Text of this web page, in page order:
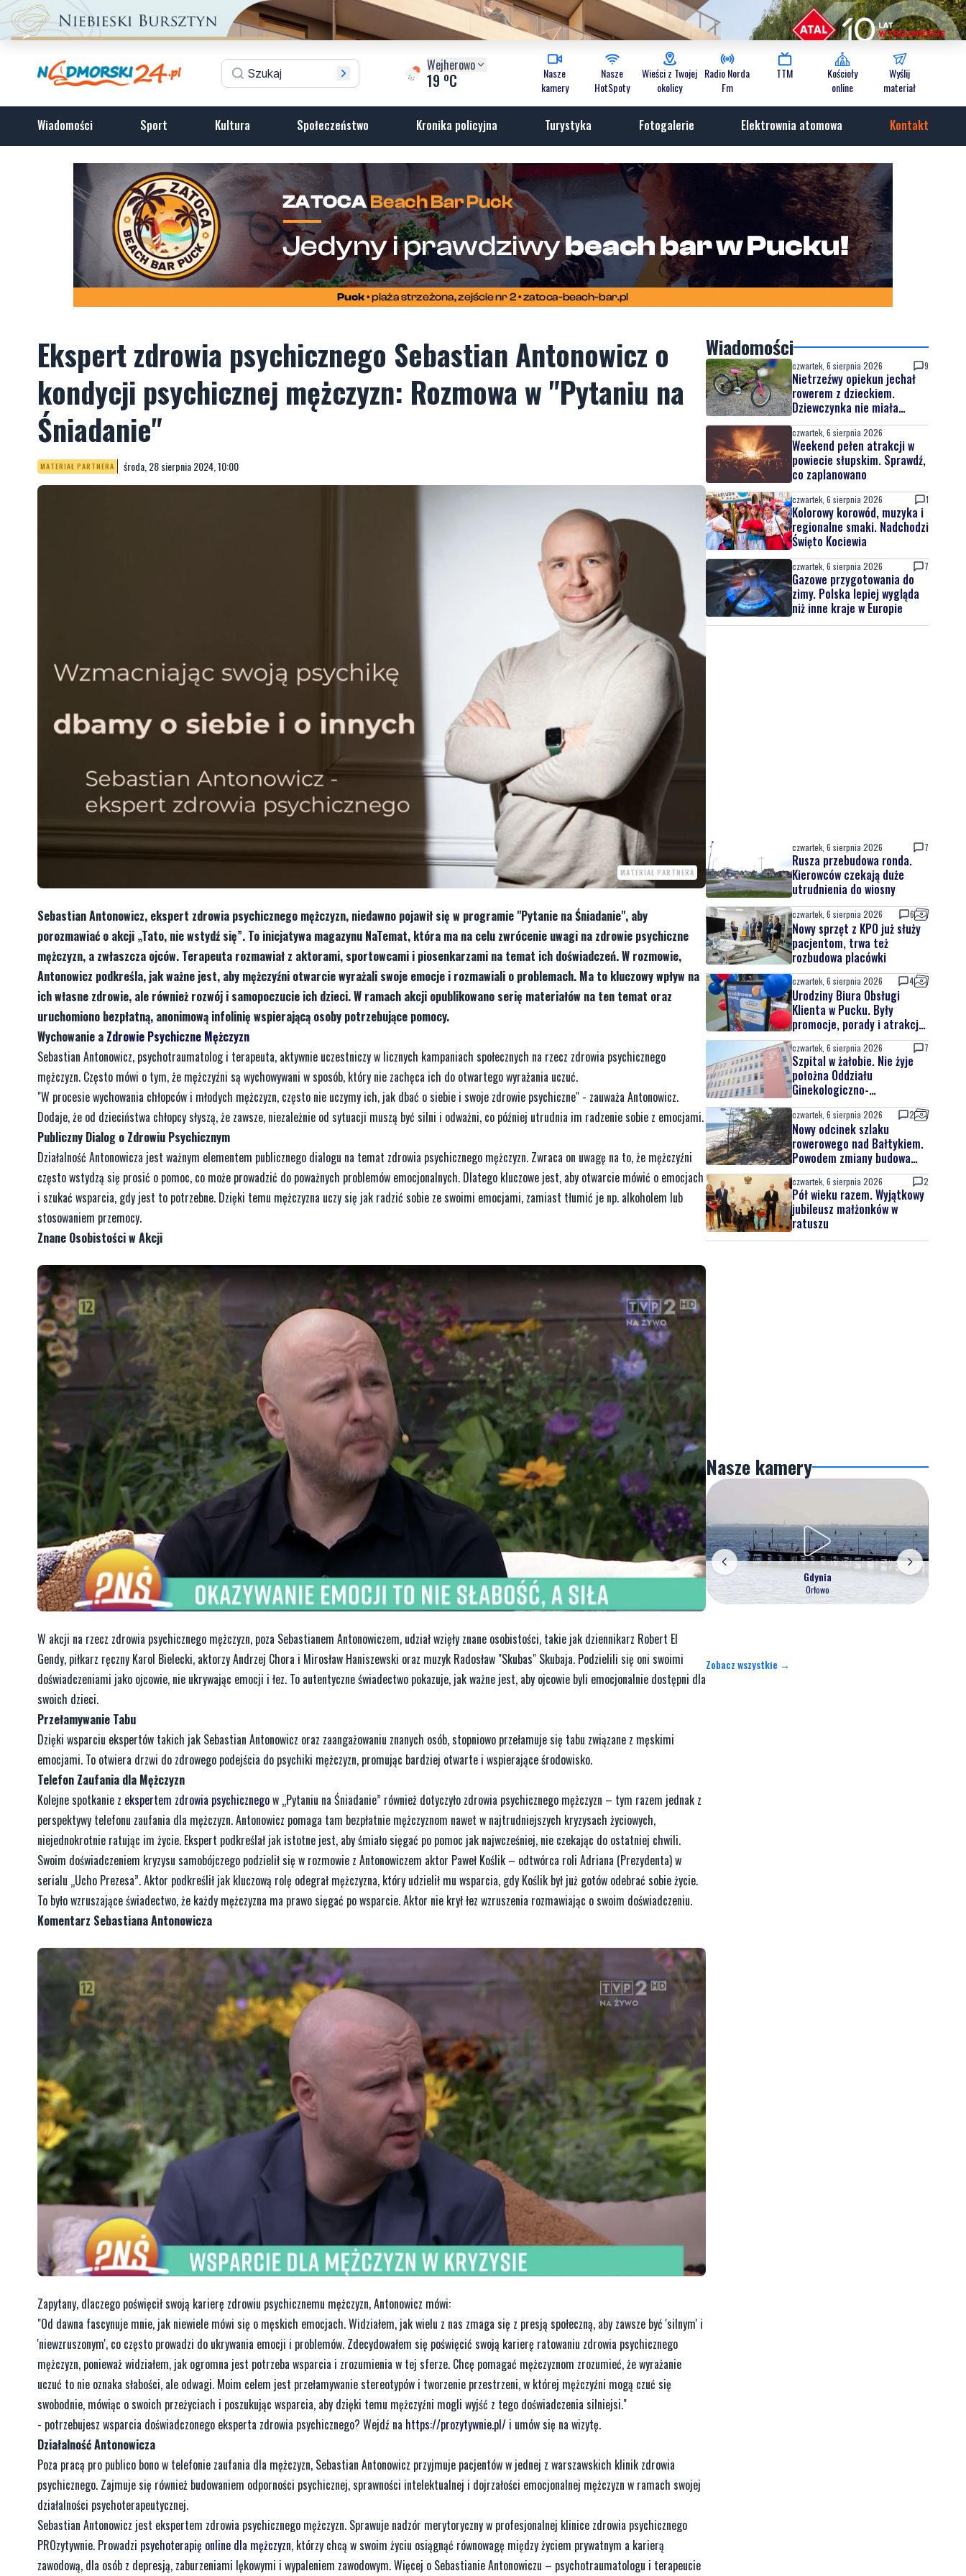
Wejherowo
19 oC
Nasze
kamery
Nasze
HotSpoty
Wieści z Twojej
okolicy
Radio Norda
Fm
TTM
Kościoły
online
Wyślij
materiał
Wiadomości Sport Kultura Społeczeństwo Kronika policyjna Turystyka Fotogalerie Elektrownia atomowa Kontakt
Ekspert zdrowia psychicznego Sebastian Antonowicz o
kondycji psychicznej mężczyzn: Rozmowa w "Pytaniu na
Śniadanie"
MATERIAŁ PARTNERA środa, 28 sierpnia 2024, 10:00
MATERIAŁ PARTNERA
Sebastian Antonowicz, ekspert zdrowia psychicznego mężczyzn, niedawno pojawił się w programie "Pytanie na Śniadanie", aby
porozmawiać o akcji „Tato, nie wstydź się”. To inicjatywa magazynu NaTemat, która ma na celu zwrócenie uwagi na zdrowie psychiczne
mężczyzn, a zwłaszcza ojców. Terapeuta rozmawiał z aktorami, sportowcami i piosenkarzami na temat ich doświadczeń. W rozmowie,
Antonowicz podkreśla, jak ważne jest, aby mężczyźni otwarcie wyrażali swoje emocje i rozmawiali o problemach. Ma to kluczowy wpływ na
ich własne zdrowie, ale również rozwój i samopoczucie ich dzieci. W ramach akcji opublikowano serię materiałów na ten temat oraz
uruchomiono bezpłatną, anonimową infolinię wspierającą osoby potrzebujące pomocy.
Wychowanie a Zdrowie Psychiczne Mężczyzn
Sebastian Antonowicz, psychotraumatolog i terapeuta, aktywnie uczestniczy w licznych kampaniach społecznych na rzecz zdrowia psychicznego
mężczyzn. Często mówi o tym, że mężczyźni są wychowywani w sposób, który nie zachęca ich do otwartego wyrażania uczuć.
"W procesie wychowania chłopców i młodych mężczyzn, często nie uczymy ich, jak dbać o siebie i swoje zdrowie psychiczne" - zauważa Antonowicz.
Dodaje, że od dzieciństwa chłopcy słyszą, że zawsze, niezależnie od sytuacji muszą być silni i odważni, co później utrudnia im radzenie sobie z emocjami.
Publiczny Dialog o Zdrowiu Psychicznym
Działalność Antonowicza jest ważnym elementem publicznego dialogu na temat zdrowia psychicznego mężczyzn. Zwraca on uwagę na to, że mężczyźni
często wstydzą się prosić o pomoc, co może prowadzić do poważnych problemów emocjonalnych. Dlatego kluczowe jest, aby otwarcie mówić o emocjach
i szukać wsparcia, gdy jest to potrzebne. Dzięki temu mężczyzna uczy się jak radzić sobie ze swoimi emocjami, zamiast tłumić je np. alkoholem lub
stosowaniem przemocy.
Znane Osobistości w Akcji
W akcji na rzecz zdrowia psychicznego mężczyzn, poza Sebastianem Antonowiczem, udział wzięły znane osobistości, takie jak dziennikarz Robert El
Gendy, piłkarz ręczny Karol Bielecki, aktorzy Andrzej Chora i Mirosław Haniszewski oraz muzyk Radosław "Skubas" Skubaja. Podzielili się oni swoimi
doświadczeniami jako ojcowie, nie ukrywając emocji i łez. To autentyczne świadectwo pokazuje, jak ważne jest, aby ojcowie byli emocjonalnie dostępni dla
swoich dzieci.
Przełamywanie Tabu
Dzięki wsparciu ekspertów takich jak Sebastian Antonowicz oraz zaangażowaniu znanych osób, stopniowo przełamuje się tabu związane z męskimi
emocjami. To otwiera drzwi do zdrowego podejścia do psychiki mężczyzn, promując bardziej otwarte i wspierające środowisko.
Telefon Zaufania dla Mężczyzn
Kolejne spotkanie z ekspertem zdrowia psychicznegow „Pytaniu na Śniadanie” również dotyczyło zdrowia psychicznego mężczyzn – tym razem jednak z
perspektywy telefonu zaufania dla mężczyzn. Antonowicz pomaga tam bezpłatnie mężczyznom nawet w najtrudniejszych kryzysach życiowych,
niejednokrotnie ratując im życie. Ekspert podkreślał jak istotne jest, aby śmiało sięgać po pomoc jak najwcześniej, nie czekając do ostatniej chwili.
Swoim doświadczeniem kryzysu samobójczego podzielił się w rozmowie z Antonowiczem aktor Paweł Koślik – odtwórca roli Adriana (Prezydenta) w
serialu „Ucho Prezesa”. Aktor podkreślił jak kluczową rolę odegrał mężczyzna, który udzielił mu wsparcia, gdy Koślik był już gotów odebrać sobie życie.
To było wzruszające świadectwo, że każdy mężczyzna ma prawo sięgać po wsparcie. Aktor nie krył łez wzruszenia rozmawiając o swoim doświadczeniu.
Komentarz Sebastiana Antonowicza
Zapytany, dlaczego poświęcił swoją karierę zdrowiu psychicznemu mężczyzn, Antonowicz mówi:
"Od dawna fascynuje mnie, jak niewiele mówi się o męskich emocjach. Widziałem, jak wielu z nas zmaga się z presją społeczną, aby zawsze być 'silnym' i
'niewzruszonym', co często prowadzi do ukrywania emocji i problemów. Zdecydowałem się poświęcić swoją karierę ratowaniu zdrowia psychicznego
mężczyzn, ponieważ widziałem, jak ogromna jest potrzeba wsparcia i zrozumienia w tej sferze. Chcę pomagać mężczyznom zrozumieć, że wyrażanie
uczuć to nie oznaka słabości, ale odwagi. Moim celem jest przełamywanie stereotypów i tworzenie przestrzeni, w której mężczyźni mogą czuć się
swobodnie, mówiąc o swoich przeżyciach i poszukując wsparcia, aby dzięki temu mężczyźni mogli wyjść z tego doświadczenia silniejsi."
- potrzebujesz wsparcia doświadczonego eksperta zdrowia psychicznego? Wejdź na https://prozytywnie.pl/ i umów się na wizytę.
Działalność Antonowicza
Poza pracą pro publico bono w telefonie zaufania dla mężczyzn, Sebastian Antonowicz przyjmuje pacjentów w jednej z warszawskich klinik zdrowia
psychicznego. Zajmuje się również budowaniem odporności psychicznej, sprawności intelektualnej i dojrzałości emocjonalnej mężczyzn w ramach swojej
działalności psychoterapeutycznej.
Sebastian Antonowicz jest ekspertem zdrowia psychicznego mężczyzn. Sprawuje nadzór merytoryczny w profesjonalnej klinice zdrowia psychicznego
PROzytywnie. Prowadzi psychoterapię online dla mężczyzn, którzy chcą w swoim życiu osiągnąć równowagę między życiem prywatnym a karierą
zawodową, dla osób z depresją, zaburzeniami lękowymi i wypaleniem zawodowym. Więcej o Sebastianie Antonowiczu – psychotraumatologu i terapeucie
Wiadomości
czwartek, 6 sierpnia 2026 9
Nietrzeźwy opiekun jechał
rowerem z dzieckiem.
Dziewczynka nie miała
kasku
czwartek, 6 sierpnia 2026
Weekend pełen atrakcji w
powiecie słupskim. Sprawdź,
co zaplanowano
czwartek, 6 sierpnia 2026 1
Kolorowy korowód, muzyka i
regionalne smaki. Nadchodzi
Święto Kociewia
czwartek, 6 sierpnia 2026 7
Gazowe przygotowania do
zimy. Polska lepiej wygląda
niż inne kraje w Europie
czwartek, 6 sierpnia 2026 7
Rusza przebudowa ronda.
Kierowców czekają duże
utrudnienia do wiosny
czwartek, 6 sierpnia 2026 6
Nowy sprzęt z KPO już służy
pacjentom, trwa też
rozbudowa placówki
czwartek, 6 sierpnia 2026 4
Urodziny Biura Obsługi
Klienta w Pucku. Były
promocje, porady i atrakcje
dla najmłodszych
czwartek, 6 sierpnia 2026 7
Szpital w żałobie. Nie żyje
położna Oddziału
Ginekologiczno-
Położniczego
czwartek, 6 sierpnia 2026 2
Nowy odcinek szlaku
rowerowego nad Bałtykiem.
Powodem zmiany budowa
elektrowni jądrowej
czwartek, 6 sierpnia 2026 2
Pół wieku razem. Wyjątkowy
jubileusz małżonków w
ratuszu
Nasze kamery
Gdynia
Orłowo
Zobacz wszystkie →